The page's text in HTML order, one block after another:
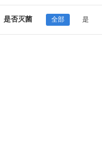
50个/袋 10袋/箱
是否灭菌 全部 是